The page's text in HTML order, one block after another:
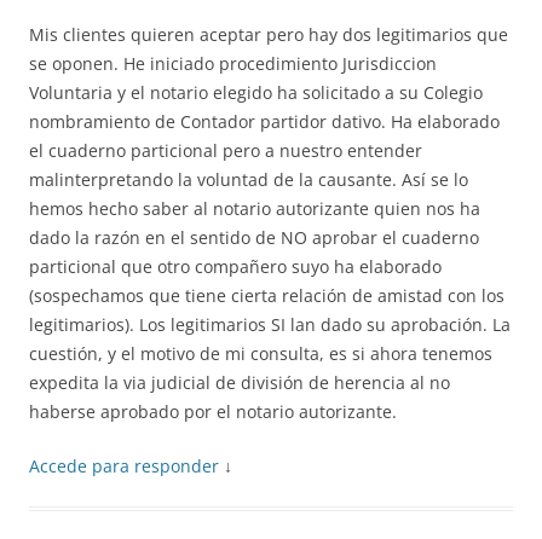
Mis clientes quieren aceptar pero hay dos legitimarios que
se oponen. He iniciado procedimiento Jurisdiccion
Voluntaria y el notario elegido ha solicitado a su Colegio
nombramiento de Contador partidor dativo. Ha elaborado
el cuaderno particional pero a nuestro entender
malinterpretando la voluntad de la causante. Así se lo
hemos hecho saber al notario autorizante quien nos ha
dado la razón en el sentido de NO aprobar el cuaderno
particional que otro compañero suyo ha elaborado
(sospechamos que tiene cierta relación de amistad con los
legitimarios). Los legitimarios SI lan dado su aprobación. La
cuestión, y el motivo de mi consulta, es si ahora tenemos
expedita la via judicial de división de herencia al no
haberse aprobado por el notario autorizante.
Accede para responder ↓